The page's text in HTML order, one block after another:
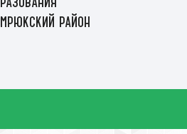
район